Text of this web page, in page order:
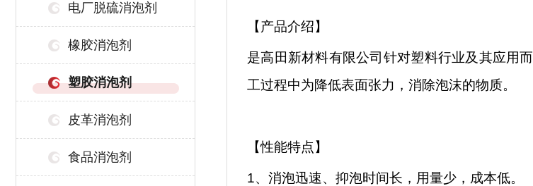
电厂脱硫消泡剂
橡胶消泡剂
塑胶消泡剂
皮革消泡剂
食品消泡剂
【产品介绍】
是高田新材料有限公司针对塑料行业及其应用
工过程中为降低表面张力，消除泡沫的物质。
【性能特点】
1、消泡迅速、抑泡时间长，用量少，成本低。